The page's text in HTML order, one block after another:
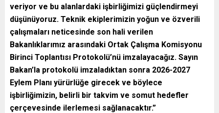
veriyor ve bu alanlardaki işbirliğimizi güçlendirmeyi
düşünüyoruz. Teknik ekiplerimizin yoğun ve özverili
çalışmaları neticesinde son hali verilen
Bakanlıklarımız arasındaki Ortak Çalışma Komisyonu
Birinci Toplantısı Protokolü’nü imzalayacağız. Sayın
Bakan’la protokolü imzaladıktan sonra 2026-2027
Eylem Planı yürürlüğe girecek ve böylece
işbirliğimizin, belirli bir takvim ve somut hedefler
çerçevesinde ilerlemesi sağlanacaktır.”